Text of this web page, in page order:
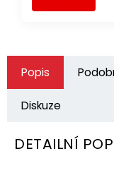
Popis
Diskuze
DETAILNÍ